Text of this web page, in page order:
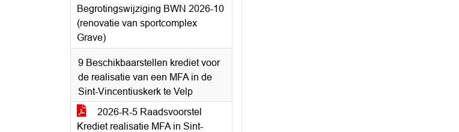
Begrotingswijziging BWN 2026-10
(renovatie van sportcomplex
Grave)
9 Beschikbaarstellen krediet voor
de realisatie van een MFA in de
Sint-Vincentiuskerk te Velp
2026-R-5 Raadsvoorstel
Krediet realisatie MFA in Sint-